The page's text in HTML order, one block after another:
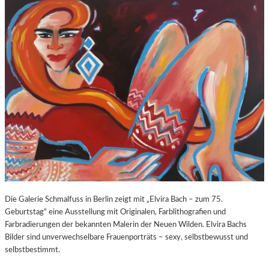
A
R
T
S
2
0
.
G
E
B
U
R
S
T
A
G
X
P
O
S
U
E
“
I
N
D
E
R
O
R
N
F
Die Galerie Schmalfuss in Berlin zeigt mit „Elvira Bach – zum 75.
Geburtstag“ eine Ausstellung mit Originalen, Farblithografien und
Farbradierungen der bekannten Malerin der Neuen Wilden. Elvira Bachs
Bilder sind unverwechselbare Frauenporträts – sexy, selbstbewusst und
selbstbestimmt.